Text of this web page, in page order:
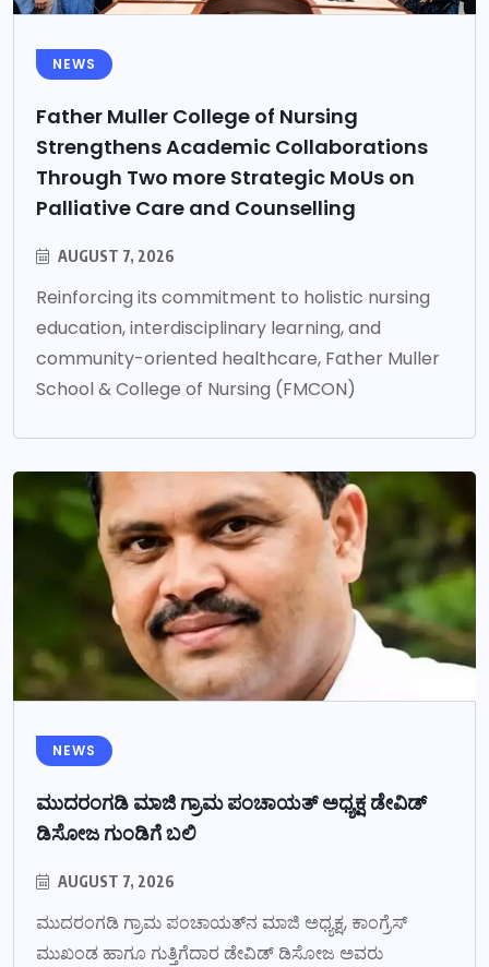
NEWS
Father Muller College of Nursing
Strengthens Academic Collaborations
Through Two more Strategic MoUs on
Palliative Care and Counselling
AUGUST 7, 2026
Reinforcing its commitment to holistic nursing
education, interdisciplinary learning, and
community-oriented healthcare, Father Muller
School & College of Nursing (FMCON)
NEWS
ಮುದರಂಗಡಿ ಮಾಜಿ ಗ್ರಾಮ ಪಂಚಾಯತ್ ಅಧ್ಯಕ್ಷ ಡೇವಿಡ್
ಡಿಸೋಜ ಗುಂಡಿಗೆ ಬಲಿ
AUGUST 7, 2026
ಮುದರಂಗಡಿ ಗ್ರಾಮ ಪಂಚಾಯತ್‌ನ ಮಾಜಿ ಅಧ್ಯಕ್ಷ, ಕಾಂಗ್ರೆಸ್
ಮುಖಂಡ ಹಾಗೂ ಗುತ್ತಿಗೆದಾರ ಡೇವಿಡ್ ಡಿಸೋಜ ಅವರು